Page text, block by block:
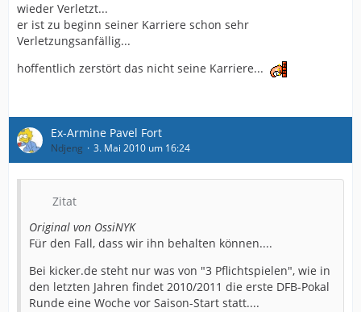
wieder Verletzt...
er ist zu beginn seiner Karriere schon sehr
Verletzungsanfällig...
hoffentlich zerstört das nicht seine Karriere...
Ex-Armine Pavel Fort
Ndjeng 3. Mai 2010 um 16:24
Zitat
Original von OssiNYK
Für den Fall, dass wir ihn behalten können....
Bei kicker.de steht nur was von "3 Pflichtspielen", wie in
den letzten Jahren findet 2010/2011 die erste DFB-Pokal
Runde eine Woche vor Saison-Start statt....